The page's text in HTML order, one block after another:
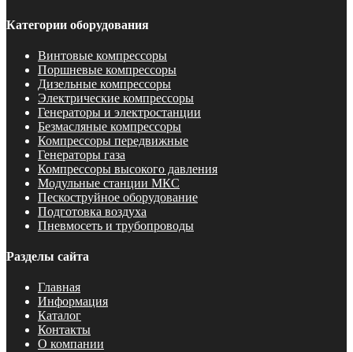
Категории оборудования
Винтовые компрессоры
Поршневые компрессоры
Дизельные компрессоры
Электрические компрессоры
Генераторы и электростанции
Безмасляные компрессоры
Компрессоры передвижные
Генераторы газа
Компрессоры высокого давления
Модульные станции МКС
Пескоструйное оборудование
Подготовка воздуха
Пневмосеть и трубопроводы
Разделы сайта
Главная
Информация
Каталог
Контакты
О компании